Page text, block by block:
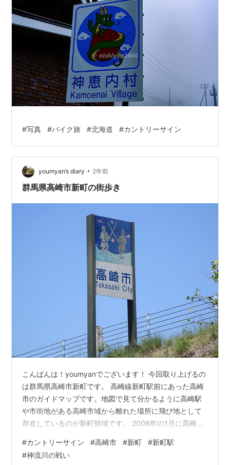
#写真 #バイク旅 #北海道 #カントリーサイン
youmyan’s diary • 2年前
群馬県高崎市新町の街歩き
こんばんは！youmyanでございます！ 今回取り上げるの
は群馬県高崎市新町です。 高崎線新町駅前にあった高崎
市のガイドマップです。地図で見て分かるように高崎駅
や市街地がある高崎市域から離れた場所に飛び地として
存在しているのが新町領域です。 2006年の1月に高崎市
した。本当は隣接している藤岡市と合併する予定だった
ようですが破談して、高崎市と合併することで飛び地に
#カントリーサイン #高崎市 #新町 #新町駅
#神流川の戦い